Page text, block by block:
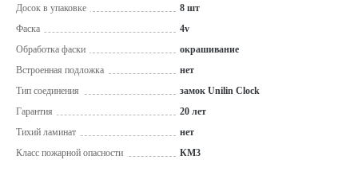
Досок в упаковке
8 шт
Фаска
4v
Обработка фаски
окрашивание
Встроенная подложка
нет
Тип соединения
замок Unilin Clock
Гарантия
20 лет
Тихий ламинат
нет
Класс пожарной опасности
КМ3